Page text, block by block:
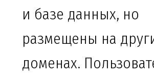
и базе данных, но
размещены на
доменах.